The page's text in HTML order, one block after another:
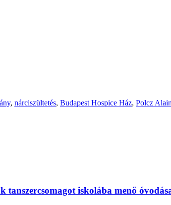
, nárciszültetés, Budapest Hospice Ház, Polcz
tanszercsomagot iskolába menő